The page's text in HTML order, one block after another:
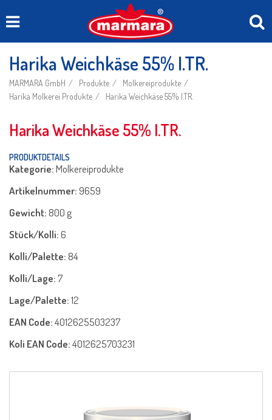
Harika Weichkäse 55% I.TR.
MARMARA GmbH Produkte
Molkereiprodukte
Harika Molkerei Produkte
Harika Weichkäse 55% I.TR.
Harika Weichkäse 55% I.TR.
PRODUKTDETAILS
Kategorie:Molkereiprodukte
Artikelnummer:9659
Gewicht: 800 g
Stück/Kolli:6
Kolli/Palette: 84
Kolli/Lage:7
Lage/Palette:12
EAN Code:4012625503237
Koli EAN Code:4012625703231